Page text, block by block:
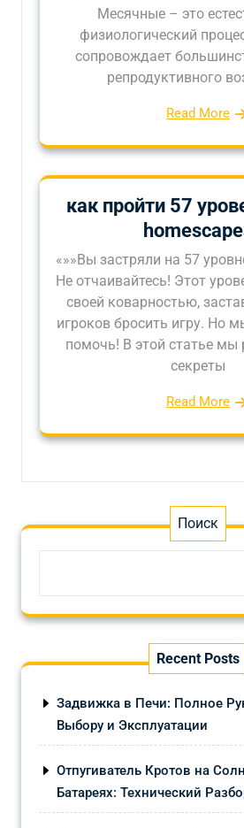
Месячные – это
физиологический
сопровождает
репродуктивного
Read More
как пройти 57
«»»Вы застряли на 57
Не отчаивайтесь! Этот
своей коварностью,
игроков бросить игру. Но
помочь! В этой статье мы
секреты
Read More
Поиск
Recent Posts
Задвижка в Печи: Полное
Выбору и Эксплуатации
Отпугиватель Кротов на
Батареях: Технический